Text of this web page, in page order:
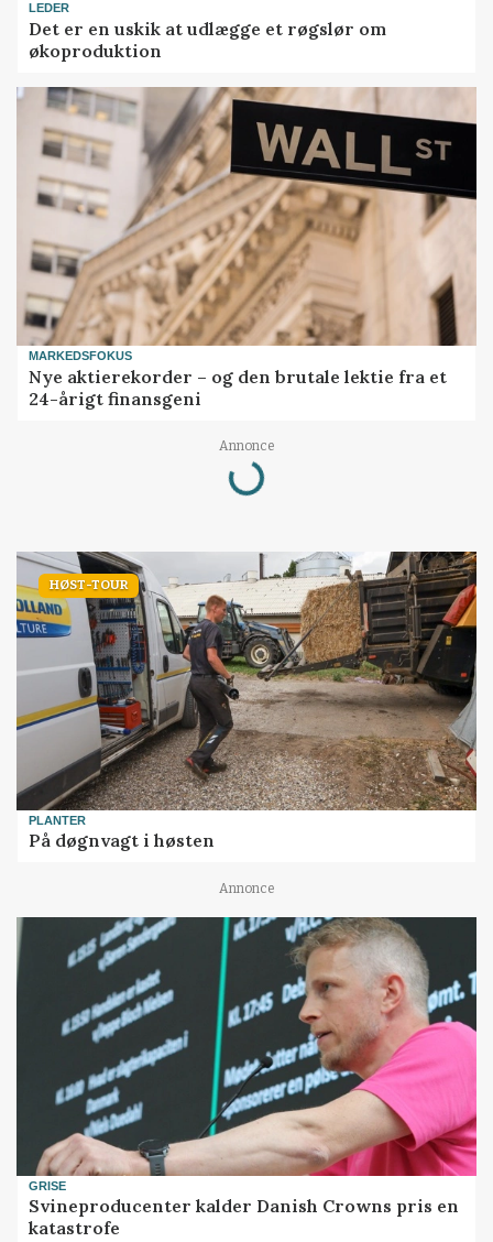
LEDER
Det er en uskik at udlægge et røgslør om
økoproduktion
MARKEDSFOKUS
Nye aktierekorder – og den brutale lektie fra et
24-årigt finansgeni
Annonce
Loading...
HØST-TOUR
PLANTER
På døgnvagt i høsten
Annonce
GRISE
Svineproducenter kalder Danish Crowns pris en
katastrofe